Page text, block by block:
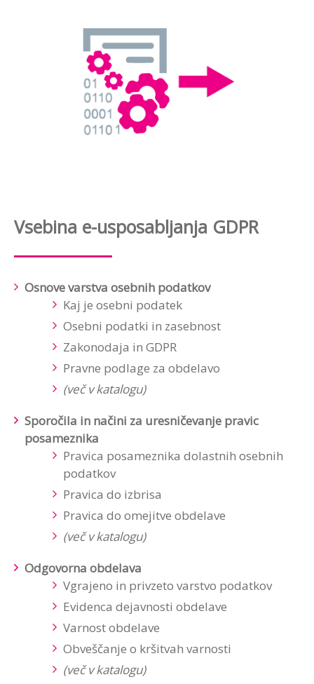
Vsebina e-usposabljanja GDPR
Osnove varstva osebnih podatkov
Kaj je osebni podatek
Osebni podatki in zasebnost
Zakonodaja in GDPR
Pravne podlage za obdelavo
(več v katalogu)
Sporočila in načini za uresničevanje pravic
posameznika
Pravica posameznika dolastnih osebnih
podatkov
Pravica do izbrisa
Pravica do omejitve obdelave
(več v katalogu)
Odgovorna obdelava
Vgrajeno in privzeto varstvo podatkov
Evidenca dejavnosti obdelave
Varnost obdelave
Obveščanje o kršitvah varnosti
(več v katalogu)